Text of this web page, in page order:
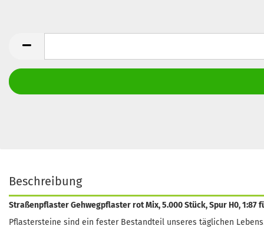
Beschreibung
Straßenpflaster Gehwegpflaster rot Mix, 5.000 Stück, Spur H0, 1:87
Pflastersteine sind ein fester Bestandteil unseres täglichen